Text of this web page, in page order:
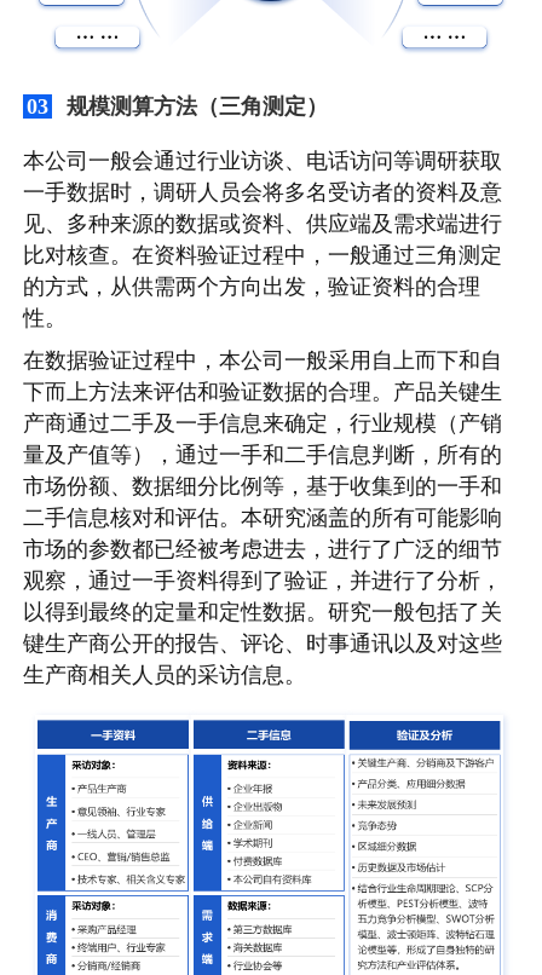
03 规模测算方法（三角测定）
本公司一般会通过行业访谈、电话访问等调研获取
一手数据时，调研人员会将多名受访者的资料及意
见、多种来源的数据或资料、供应端及需求端进行
比对核查。在资料验证过程中，一般通过三角测定
的方式，从供需两个方向出发，验证资料的合理
性。
在数据验证过程中，本公司一般采用自上而下和自
下而上方法来评估和验证数据的合理。产品关键生
产商通过二手及一手信息来确定，行业规模（产销
量及产值等），通过一手和二手信息判断，所有的
市场份额、数据细分比例等，基于收集到的一手和
二手信息核对和评估。本研究涵盖的所有可能影响
市场的参数都已经被考虑进去，进行了广泛的细节
观察，通过一手资料得到了验证，并进行了分析，
以得到最终的定量和定性数据。研究一般包括了关
键生产商公开的报告、评论、时事通讯以及对这些
生产商相关人员的采访信息。